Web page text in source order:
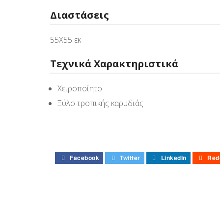
Διαστάσεις
55Χ55 εκ
Τεχνικά Χαρακτηριστικά
Χειροποίητο
Ξύλο τροπικής καρυδιάς
Facebook Twitter LinkedIn